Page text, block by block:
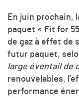
En juin prochain,
paquet « Fit for
de gaz à effet de
futur paquet,
large éventail de
renouvelables,
performance